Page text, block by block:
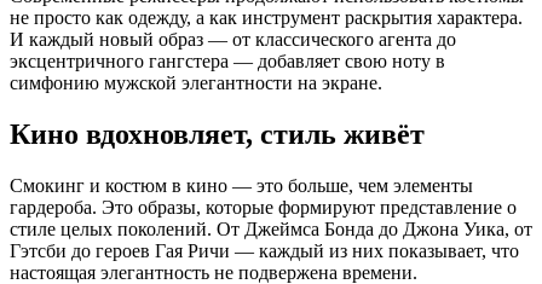
не просто как одежду, а как инструмент раскрытия характера.
И каждый новый образ — от классического агента до
эксцентричного гангстера — добавляет свою ноту в
симфонию мужской элегантности на экране.
Кино вдохновляет, стиль живёт
Смокинг и костюм в кино — это больше, чем элементы
гардероба. Это образы, которые формируют представление о
стиле целых поколений. От Джеймса Бонда до Джона Уика, от
Гэтсби до героев Гая Ричи — каждый из них показывает, что
настоящая элегантность не подвержена времени.